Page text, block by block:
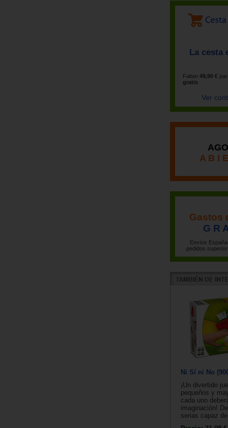
La cesta
Faltan 49,90 €
gratis
Ver
A B I
Gastos
G R
Envíos
pedidos
Ni Sí ni No
¡Un divertido
pequeños y
cada uno
imaginación!
serias capaz